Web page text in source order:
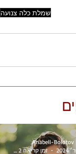
שמלת כלה צנועה
Anabell-Bolotov
זמן קריאה 2 דקות